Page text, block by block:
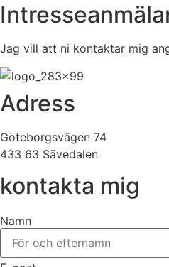
Jag vill att ni kontaktar mig
Adress
Göteborgsvägen 74
433 63 Sävedalen
kontakta mig
Namn